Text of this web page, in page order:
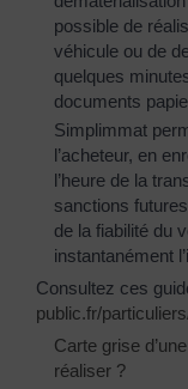
possible de
véhicule ou de
quelques
documents
Simplimmat
l’acheteur, en
l’heure de la
sanctions
de la fiabilité du
instantanément
Consultez ces
public.fr/
Carte grise
réaliser ?